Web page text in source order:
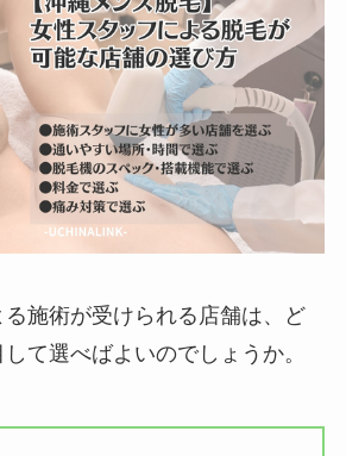
施術が受けられる店舗は、ど
て選べばよいのでしょうか。